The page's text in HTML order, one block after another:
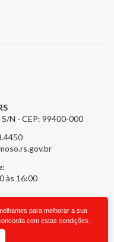
N - CEP: 99400-000
às 16:00
reservados. upside.cc
para melhorar a sua
com estas condições.